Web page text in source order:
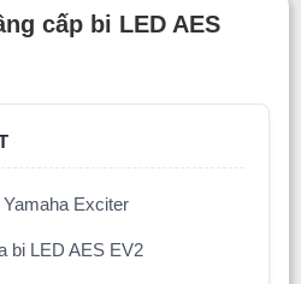
cấp bi LED AES
Exciter
bi LED AES EV2